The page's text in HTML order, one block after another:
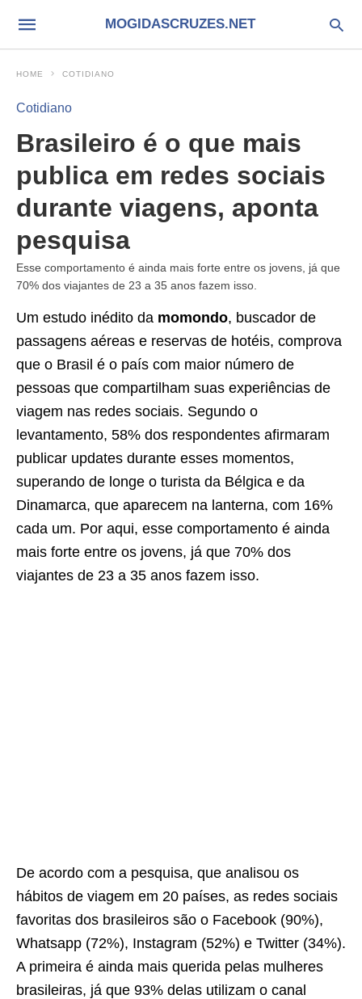
MOGIDASCRUZES.NET
HOME COTIDIANO
Cotidiano
Brasileiro é o que mais
publica em redes sociais
durante viagens, aponta
pesquisa
Esse comportamento é ainda mais forte entre os jovens, já que
70% dos viajantes de 23 a 35 anos fazem isso.
Um estudo inédito da momondo, buscador de
passagens aéreas e reservas de hotéis, comprova
que o Brasil é o país com maior número de
pessoas que compartilham suas experiências de
viagem nas redes sociais. Segundo o
levantamento, 58% dos respondentes afirmaram
publicar updates durante esses momentos,
superando de longe o turista da Bélgica e da
Dinamarca, que aparecem na lanterna, com 16%
cada um. Por aqui, esse comportamento é ainda
mais forte entre os jovens, já que 70% dos
viajantes de 23 a 35 anos fazem isso.
De acordo com a pesquisa, que analisou os
hábitos de viagem em 20 países, as redes sociais
favoritas dos brasileiros são o Facebook (90%),
Whatsapp (72%), Instagram (52%) e Twitter (34%).
A primeira é ainda mais querida pelas mulheres
brasileiras, já que 93% delas utilizam o canal